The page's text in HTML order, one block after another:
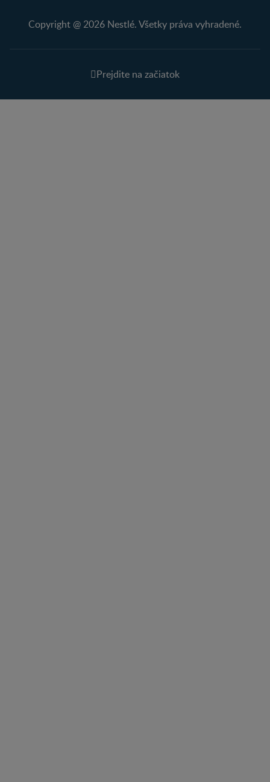
Copyright @ 2026 Nestlé. Všetky práva vyhradené.
Prejdite na začiatok